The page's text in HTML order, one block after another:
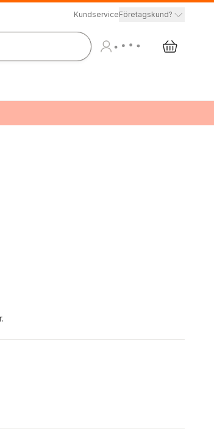
KundserviceFöretagskund?